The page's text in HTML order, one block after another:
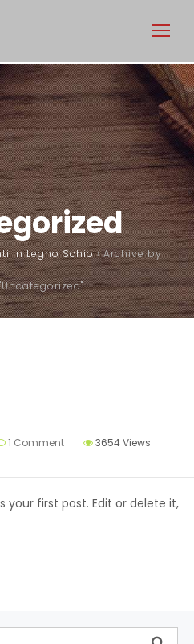
in Legno Schio›Archive by
1 Comment 3654Views
your first post. Edit or delete it,